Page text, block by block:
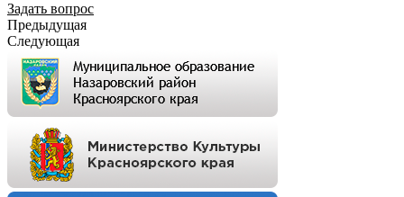
Задать вопрос
Предыдущая
Следующая